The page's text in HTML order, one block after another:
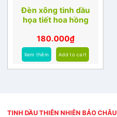
Đèn xông tinh dầu
họa tiết hoa hồng
180.000₫
Xem thêm Add to cart
TINH DẦU THIÊN NHIÊN BẢO CHÂU